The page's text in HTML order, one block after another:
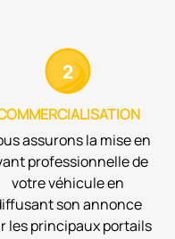
assurons la mise en
professionnelle de
votre véhicule en
son annonce
les principaux portails